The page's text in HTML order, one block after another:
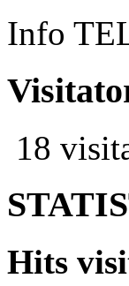
Info
18
Hits